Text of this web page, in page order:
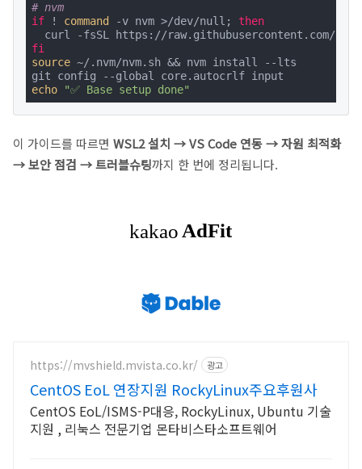
# nvm
if ! command -v nvm >/dev/null; then
fi
source ~/.nvm/nvm.sh && nvm install --lts
echo
"✅ Base setup done"
이 가이드를 따르면 WSL2 설치 → VS Code 연동 → 자원 최적화
→ 보안 점검 → 트러블슈팅까지 한 번에 정리됩니다.
https://mvshield.mvista.co.kr/ 광고
CentOS EoL 연장지원 RockyLinux주요후원사
CentOS EoL/ISMS-P대응, RockyLinux, Ubuntu 기술
지원 , 리눅스 전문기업 몬타비스타소프트웨어